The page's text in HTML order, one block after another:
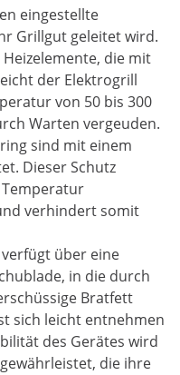
eingestellte
Grillgut geleitet wird.
die mit
der Elektrogrill
von 50 bis 300
Warten vergeuden.
sind mit einem
Dieser Schutz
verhindert somit
über eine
in die durch
Bratfett
sich leicht entnehmen
des Gerätes wird
die ihre